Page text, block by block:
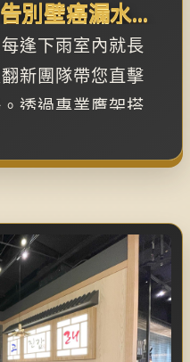
別壁癌漏水！
重塑豪宅級安
逢下雨室內就長
新團隊帶您直擊
透過專業鷹架搭
設高質感石材
危機，更讓老屋